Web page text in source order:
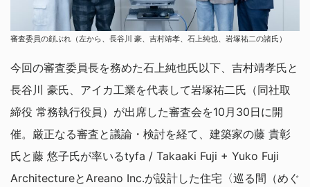
審査委員の顔ぶれ（左から、長谷川 豪、吉村靖孝、石上純也、岩塚祐二の諸氏）
今回の審査委員長を務めた石上純也氏以下、吉村靖孝氏と
長谷川 豪氏、アイカ工業を代表して岩塚祐二氏（同社取
締役 常務執行役員）が出席した審査会を10月30日に開
催。厳正なる審査と議論・検討を経て、建築家の藤 貴彰
氏と藤 悠子氏が率いるtyfa / Takaaki Fuji + Yuko Fuji
ArchitectureとAreano Inc.が設計した住宅〈巡る間（めぐ